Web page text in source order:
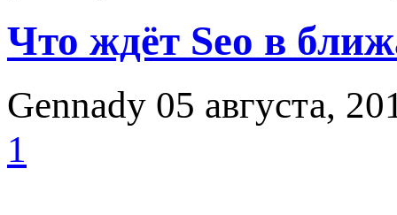
Что ждёт Seo в
Gennady 05 августа,
1